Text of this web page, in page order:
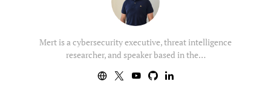
Mert is a cybersecurity executive, threat intelligence
researcher, and speaker based in the…